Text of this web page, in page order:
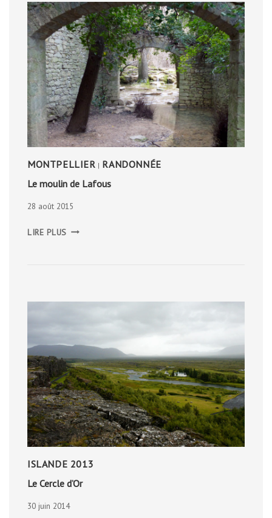
MONTPELLIER | RANDONNÉE
Le moulin de Lafous
28 août 2015
LIRE PLUS MOULIN
ISLANDE 2013
Le Cercle d’Or
30 juin 2014